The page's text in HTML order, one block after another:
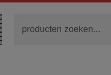
naar: